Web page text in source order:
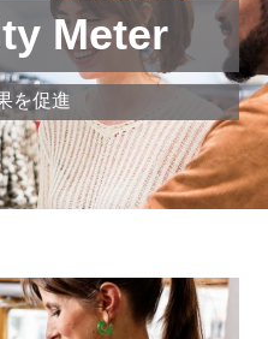
Meter
を促進